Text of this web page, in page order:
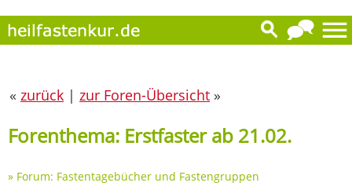
« zurück | zur Foren-Übersicht »
Forenthema: Erstfaster ab 21.02.
» Forum: Fastentagebücher und Fastengruppen